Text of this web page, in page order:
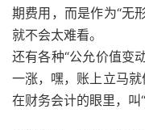
期费用，而是作为“无
就不会太难看。
还有各种“公允价值变
一涨，嘿，账上立马
在财务会计的眼里，叫